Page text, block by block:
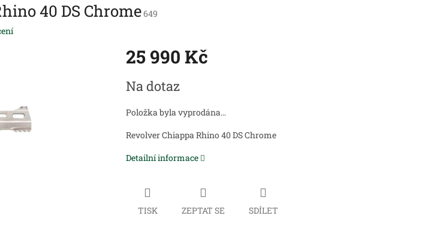
40 DS Chrome649
25 990 Kč
cena:
Na dotaz
Položka byla vyprodána…
Revolver Chiappa Rhino 40 DS Chrome
Detailní informace
TISK ZEPTAT SE SDÍLET